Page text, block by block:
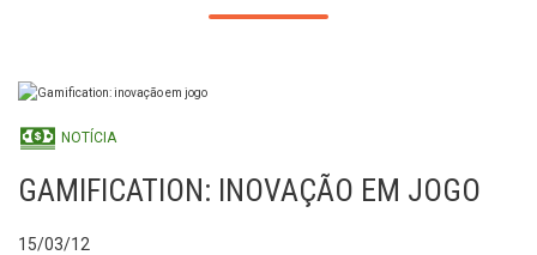
NOTÍCIA
GAMIFICATION: INOVAÇÃO EM JOGO
15/03/12